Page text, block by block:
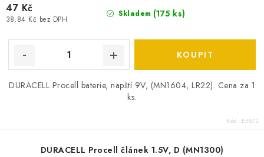
Skladem (175 ks)
38,84 Kč bez DPH
47 Kč
DURACELL Procell baterie, napští 9V, (MN1604, LR22). Cena za 1
ks.
Kód: E5873
DURACELL Procell článek 1.5V, D (MN1300)